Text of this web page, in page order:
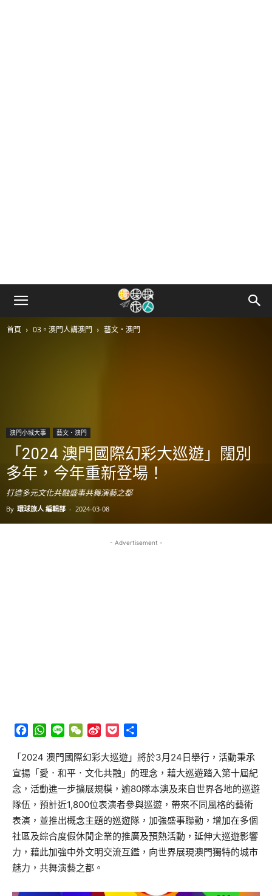
首頁 03。澳門人講澳門 藝文‧澳門
澳門小城大事 藝文‧澳門
「2024 澳門國際幻彩大巡遊」闊別
多年，今年重新登場！
打造多元文化共融盛事共舞演藝之都
By 環球旅人 編輯部 - 2024-03-08
- Advertisement -
Facebook
WhatsApp
Line WeChat
Sina
Pocket
「2024 澳門國際幻彩大巡遊」將於3月 24 日舉行，活動秉承
宣揚「 愛．和平．文化共融」的理念，藉大巡遊踏入第十屆紀
念，活動進一步擴展規模，逾80隊本澳及來自世界各地的巡遊
隊伍，預計近1,800位表演者參與巡遊，帶來不同風格的藝術
表演，並推出概念主題的巡遊隊，加強盛事聯動，增加在多個
社區及綜合度假休閒企業的推廣及預熱活動，延伸大巡遊影響
力，藉此加強中外文明交流互鑑，向世界展現澳門獨特的城市
魅力，共舞演藝之都。